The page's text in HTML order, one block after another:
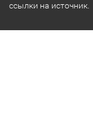
ссылки на источник.